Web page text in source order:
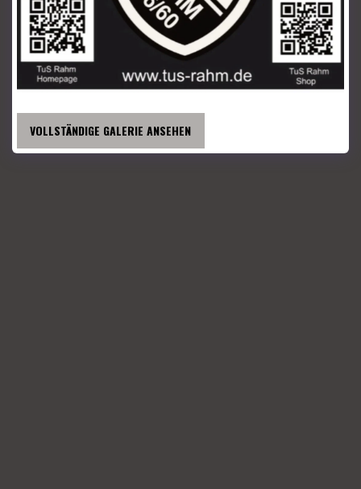
VOLLSTÄNDIGE GALERIE ANSEHEN